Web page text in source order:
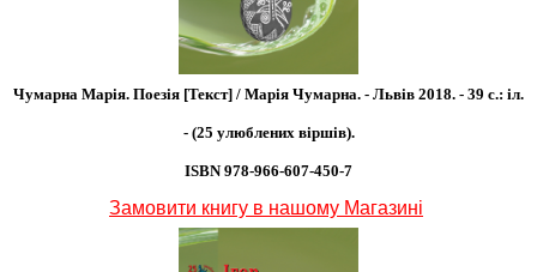
Чумарна Марія. Поезія [Текст] / Марія Чумарна. - Львів 2018. - 39 с.: іл.
- (25 улюблених віршів).
ISBN 978-966-607-450-7
Замовити книгу в нашому Магазині